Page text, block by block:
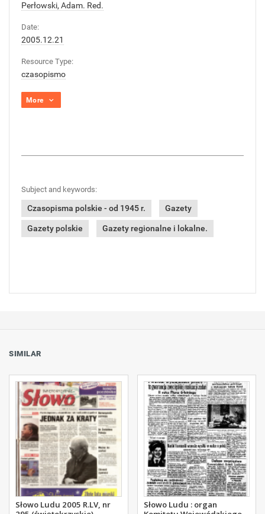
Perłowski, Adam. Red.
Date:
2005.12.21
Resource Type:
czasopismo
More
Subject and keywords:
Czasopisma polskie - od 1945 r. Gazety
Gazety polskie Gazety regionalne i lokalne.
SIMILAR
Słowo Ludu 2005 R.LV, nr
Słowo Ludu : organ